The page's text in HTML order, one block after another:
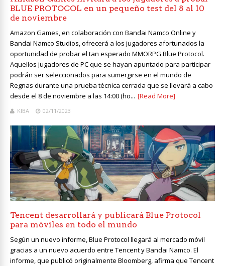
BLUE PROTOCOL en un pequeño test del 8 al 10
de noviembre
Amazon Games, en colaboración con Bandai Namco Online y
Bandai Namco Studios, ofrecerá a los jugadores afortunados la
oportunidad de probar el tan esperado MMORPG Blue Protocol.
Aquellos jugadores de PC que se hayan apuntado para participar
podrán ser seleccionados para sumergirse en el mundo de
Regnas durante una prueba técnica cerrada que se llevará a cabo
desde el 8 de noviembre a las 14:00 (ho... [Read More]
KIBA 02/11/2023
Tencent desarrollará y publicará Blue Protocol
para móviles en todo el mundo
Según un nuevo informe, Blue Protocol llegará al mercado móvil
gracias a un nuevo acuerdo entre Tencent y Bandai Namco. El
informe, que publicó originalmente Bloomberg, afirma que Tencent